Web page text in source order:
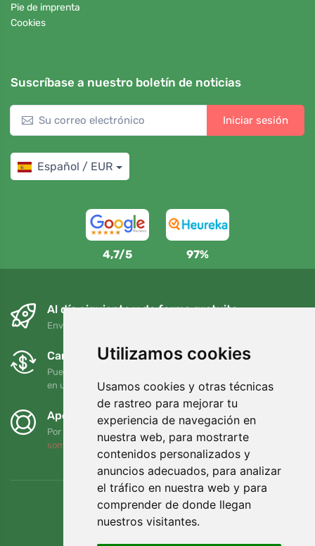
Utilizamos cookies
Usamos cookies y otras técnicas
de rastreo para mejorar tu
experiencia de navegación en
nuestra web, para mostrarte
contenidos personalizados y
anuncios adecuados, para analizar
el tráfico en nuestra web y para
comprender de donde llegan
nuestros visitantes.
Pie de imprenta
Cookies
Suscríbase a nuestro boletín de noticias
Iniciar sesión
Español / EUR
4,7/5 97%
Al día siguiente y de forma gratuita
Envío gratuito para pedidos superiores a 95 EUR
Cambios y devoluciones gratuitos
Puede devolver o cambiar su pedido en cualquier momento
en un plazo de 90 días
Apoyamos a Trees.org
Por cada pedido plantamos un árbol. Leer más
somos